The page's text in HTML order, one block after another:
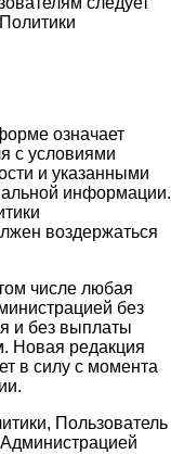
означает
с условиями
и указанными
информации.
воздержаться
числе любая
без
и без выплаты
Новая редакция
в силу с момента
Пользователь